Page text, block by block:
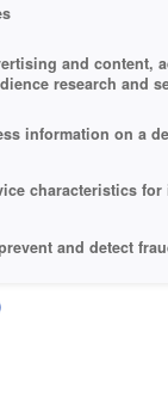
NICHT
THE
and content,
research and
information on a
characteristics
and detect
advertising and
data from other